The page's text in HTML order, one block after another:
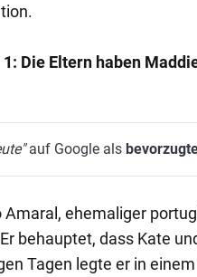
Die Eltern haben
auf Google als
Amaral, ehemaliger
behauptet, dass Kate
Tagen legte er in